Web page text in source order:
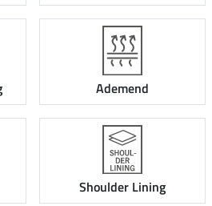
Ademend
Shoulder Lining